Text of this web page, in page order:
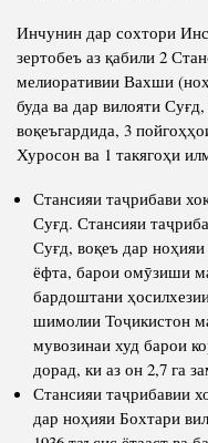
Инчунин дар сохтори
зертобеъ аз қабили 2
мелиоративии Вахши
буда ва дар вилояти
воқеъгардида, 3
Хуросон ва 1 такягоҳи
Стансияи таҷрибави
Суғд. Стансияи
Суғд, воқеъ дар
ёфта, барои омӯзиши
бардоштани
шимолии Тоҷикистон
мувозинаи худ барои
дорад, ки аз он 2,7 га
Стансияи таҷрибавии
дар ноҳияи Бохтари